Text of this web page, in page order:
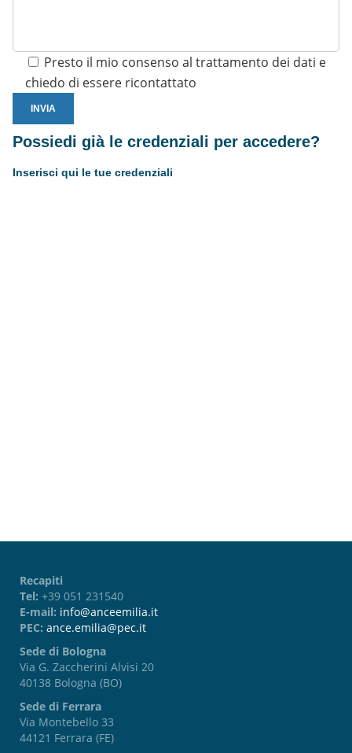
Presto il mio consenso al trattamento dei dati e
chiedo di essere ricontattato
Possiedi già le credenziali per accedere?
Inserisci qui le tue credenziali
Recapiti
Tel: +39 051 231540
E-mail: info@anceemilia.it
PEC: ance.emilia@pec.it
Sede di Bologna
Via G. Zaccherini Alvisi 20
40138 Bologna (BO)
Sede di Ferrara
Via Montebello 33
44121 Ferrara (FE)